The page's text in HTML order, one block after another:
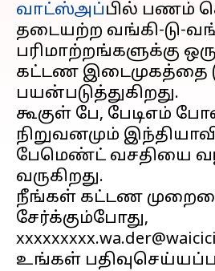
வாட்ஸ்அப்பில் பணம்
தடையற்ற வங்கி-டு-
பரிமாற்றங்களுக்கு
கட்டண இடைமுகத்தை (
பயன்படுத்துகிறது.
கூகுள் பே, பேடிஎம்
நிறுவனமும்
பேமெண்ட் வசதியை
வருகிறது.
நீங்கள் கட்டண
சேர்க்கும்போது, ​​
உங்கள்